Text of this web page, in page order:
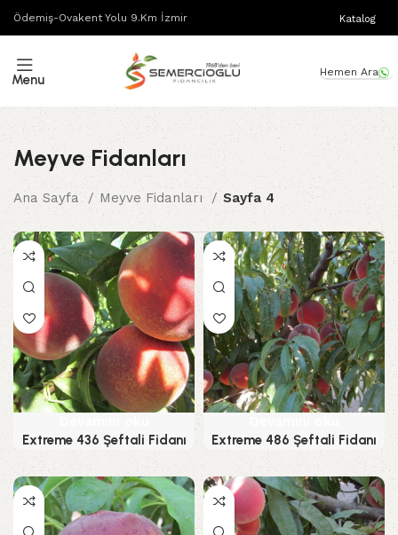
Ödemiş-Ovakent Yolu 9.Km İzmir Katalog
Menu Hemen Ara
Meyve Fidanları
Ana Sayfa Meyve Fidanları Sayfa 4
Extreme 436 Şeftali Fidanı
Extreme 486 Şeftali Fidanı